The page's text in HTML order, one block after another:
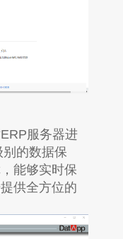
服务器进
的数据保
能够实时保
供全方位的